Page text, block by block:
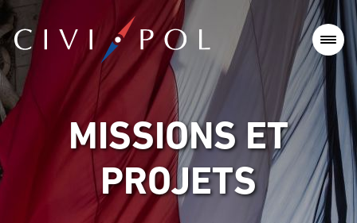
MISSIONS ET
PROJETS